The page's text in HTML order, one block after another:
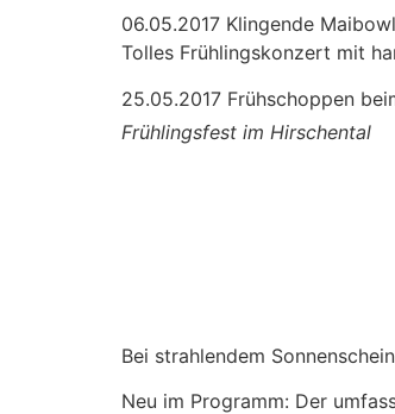
06.05.2017 Klingende
Tolles Frühlingskonzert mit
25.05.2017 Frühschoppen
Frühlingsfest im Hirschental
Bei strahlendem
Neu im Programm: Der